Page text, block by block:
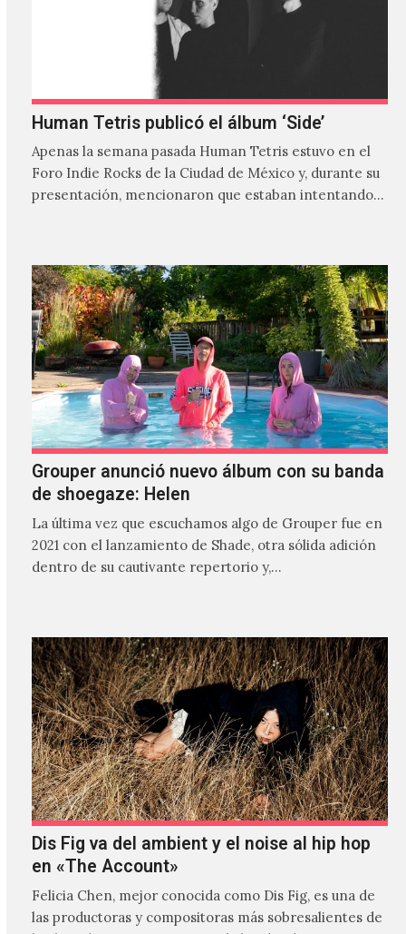
Human Tetris publicó el álbum ‘Side’
Apenas la semana pasada Human Tetris estuvo en el
Foro Indie Rocks de la Ciudad de México y, durante su
presentación, mencionaron que estaban intentando…
Grouper anunció nuevo álbum con su banda
de shoegaze: Helen
La última vez que escuchamos algo de Grouper fue en
2021 con el lanzamiento de Shade, otra sólida adición
dentro de su cautivante repertorio y,…
Dis Fig va del ambient y el noise al hip hop
en «The Account»
Felicia Chen, mejor conocida como Dis Fig, es una de
las productoras y compositoras más sobresalientes de